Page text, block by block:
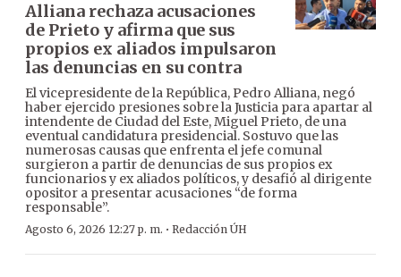
Alliana rechaza acusaciones
de Prieto y afirma que sus
propios ex aliados impulsaron
las denuncias en su contra
El vicepresidente de la República, Pedro Alliana, negó
haber ejercido presiones sobre la Justicia para apartar al
intendente de Ciudad del Este, Miguel Prieto, de una
eventual candidatura presidencial. Sostuvo que las
numerosas causas que enfrenta el jefe comunal
surgieron a partir de denuncias de sus propios ex
funcionarios y ex aliados políticos, y desafió al dirigente
opositor a presentar acusaciones “de forma
responsable”.
Agosto 6, 2026 12:27 p. m. · Redacción ÚH